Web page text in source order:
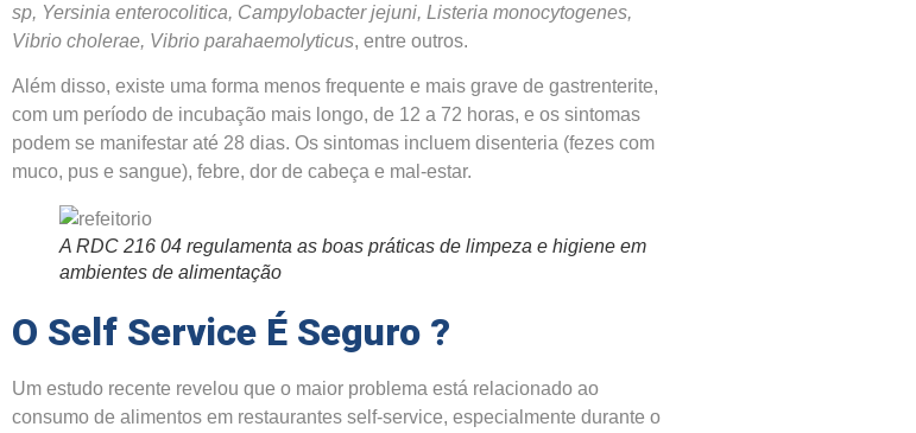
sp, Yersinia enterocolitica, Campylobacter jejuni, Listeria monocytogenes,
Vibrio cholerae, Vibrio parahaemolyticus, entre outros.
Além disso, existe uma forma menos frequente e mais grave de gastrenterite,
com um período de incubação mais longo, de 12 a 72 horas, e os sintomas
podem se manifestar até 28 dias. Os sintomas incluem disenteria (fezes com
muco, pus e sangue), febre, dor de cabeça e mal-estar.
A RDC 216 04 regulamenta as boas práticas de limpeza e higiene em
ambientes de alimentação
O Self Service É Seguro ?
Um estudo recente revelou que o maior problema está relacionado ao
consumo de alimentos em restaurantes self-service, especialmente durante o